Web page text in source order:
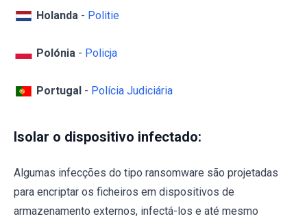
Holanda - Politie
Polónia - Policja
Portugal - Polícia Judiciária
Isolar o dispositivo infectado:
Algumas infecções do tipo ransomware são projetadas
para encriptar os ficheiros em dispositivos de
armazenamento externos, infectá-los e até mesmo